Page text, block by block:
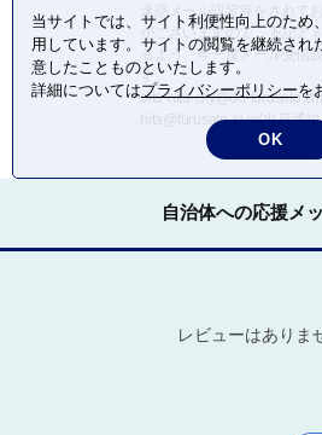
迷惑メール設定等をされて
がございますので、下記ア
るよう、今一度メール受信
す。
oita-hita-city@do-
hita@furusato-lg.jp(出荷通知
自治体への応援メ
レビューはありま
当サイトでは、サイト利便性向上のため
用しています。サイトの閲覧を継続され
意したことものといたします。
詳細についてはプライバシーポリシーを
OK